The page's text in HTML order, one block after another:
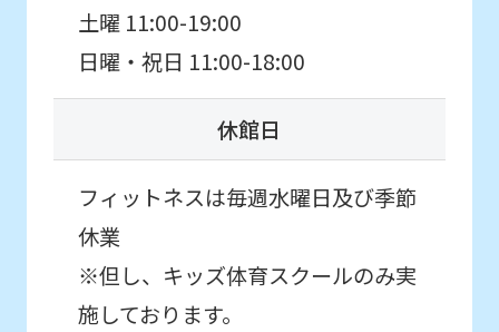
土曜 11:00-19:00
日曜・祝日 11:00-18:00
休館日
フィットネスは毎週水曜日及び季節
休業
※但し、キッズ体育スクールのみ実
施しております。